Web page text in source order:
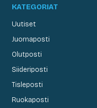
KATEGORIAT
Uutiset
Juomaposti
Olutposti
Siideriposti
Tisleposti
Ruokaposti